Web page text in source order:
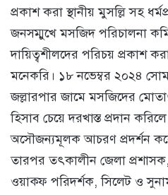
প্রকাশ করা স্থানীয় মুসল্লি সহ
জনসম্মুখে মসজিদ পরিচালনা
দায়িত্বশীলদের পরিচয় প্রকাশ
মনেকরি। ১৮ নভেম্বর ২০২৪
জল্লারপার জামে মসজিদের
হিসাব চেয়ে দরখাস্ত প্রদান
অসৌজন্যমূলক আচরণ প্রদর্শন
তারপর তৎকালীন জেলা
ওয়াক্ফ পরিদর্শক, সিলেট ও